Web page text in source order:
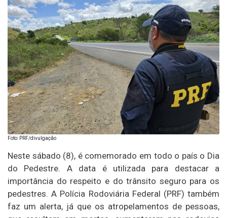
Foto: PRF/divulgação
Neste sábado (8), é comemorado em todo o país o Dia
do Pedestre. A data é utilizada para destacar a
importância do respeito e do trânsito seguro para os
pedestres. A Polícia Rodoviária Federal (PRF) também
faz um alerta, já que os atropelamentos de pessoas,